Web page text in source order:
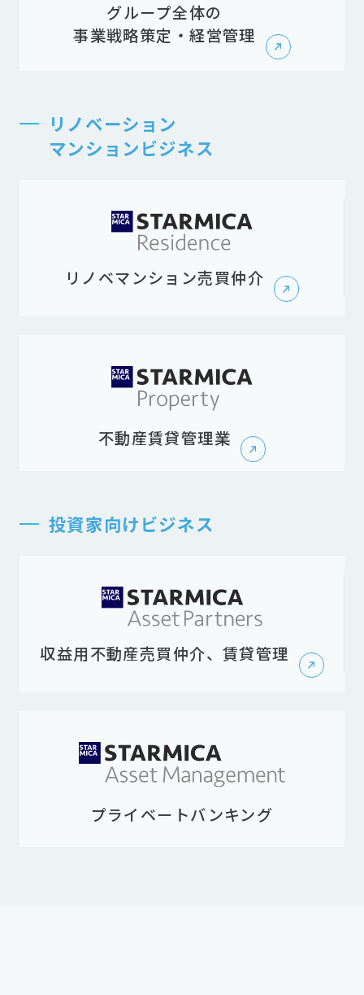
グループ全体の
事業戦略策定・経営管理
リノベーション
マンションビジネス
リノベマンション売買仲介
不動産賃貸管理業
投資家向けビジネス
収益用不動産売買仲介、賃貸管理
プライベートバンキング